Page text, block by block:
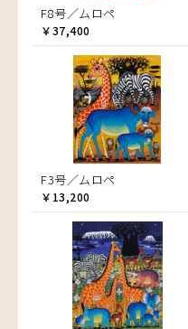
F8号／ムロペ
￥37,400
F3号／ムロペ
￥13,200